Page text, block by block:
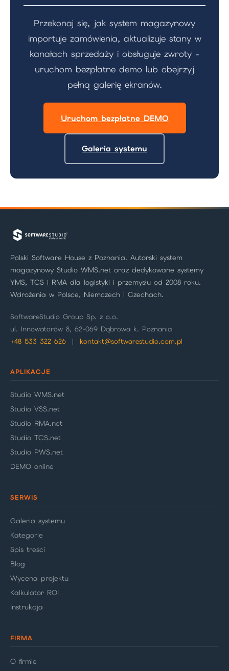
Przekonaj się, jak system magazynowy
importuje zamówienia, aktualizuje stany w
kanałach sprzedaży i obsługuje zwroty -
uruchom bezpłatne demo lub obejrzyj
pełną galerię ekranów.
Uruchom bezpłatne DEMO
Galeria systemu
Polski Software House z Poznania. Autorski system
magazynowy Studio WMS.net oraz dedykowane systemy
YMS, TCS i RMA dla logistyki i przemysłu od 2008 roku.
Wdrożenia w Polsce, Niemczech i Czechach.
SoftwareStudio Group Sp. z o.o.
ul. Innowatorów 8, 62-069 Dąbrowa k. Poznania
+48 533 322 626 | kontakt@softwarestudio.com.pl
APLIKACJE
Studio WMS.net
Studio VSS.net
Studio RMA.net
Studio TCS.net
Studio PWS.net
DEMO online
SERWIS
Galeria systemu
Kategorie
Spis treści
Blog
Wycena projektu
Kalkulator ROI
Instrukcja
FIRMA
O firmie